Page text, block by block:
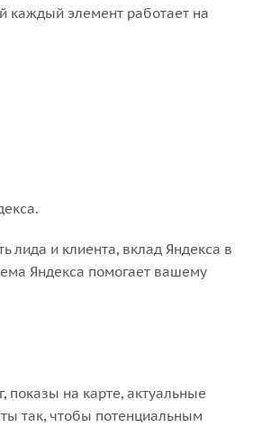
каждый элемент работает на
лида и клиента, вклад Яндекса в
Яндекса помогает вашему
показы на карте, актуальные
так, чтобы потенциальным